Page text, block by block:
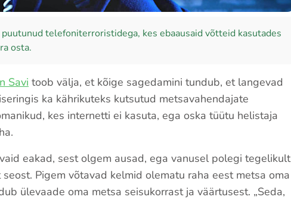
telefoniterroristidega, kes ebaausaid võtteid kasutades
osta.
Savi toob välja, et kõige sagedamini tundub, et langevad
ka kährikuteks kutsutud metsavahendajate
kes internetti ei kasuta, ega oska tüütu helistaja
eakad, sest olgem ausad, ega vanusel polegi tegelikult
Pigem võtavad kelmid olematu raha eest metsa oma
ülevaade oma metsa seisukorrast ja väärtusest. „Seda,